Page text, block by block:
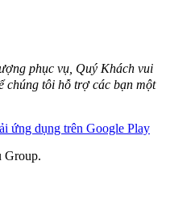
phục vụ, Quý Khách vui
chúng tôi hỗ trợ các bạn một
Group.